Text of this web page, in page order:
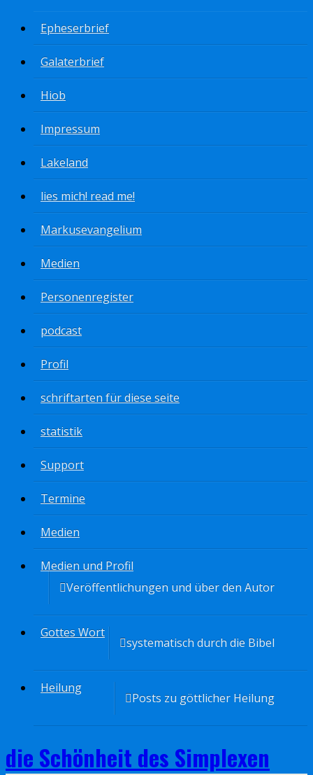
Epheserbrief
Galaterbrief
Hiob
Impressum
Lakeland
lies mich! read me!
Markusevangelium
Medien
Personenregister
podcast
Profil
schriftarten für diese seite
statistik
Support
Termine
Medien
Medien und Profil
Veröffentlichungen und über den Autor
Gottes Wort
systematisch durch die Bibel
Heilung
Posts zu göttlicher Heilung
die Schönheit des Simplexen